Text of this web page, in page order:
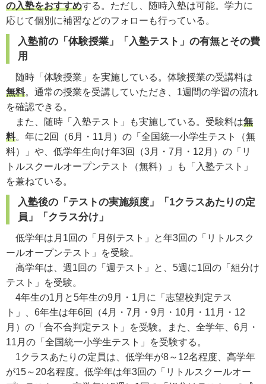
の入塾をおすすめする。ただし、随時入塾は可能。学力に
応じて個別に補習などのフォローも行っている。
入塾前の「体験授業」「入塾テスト」の有無とその費
用
随時「体験授業」を実施している。体験授業の受講料は
無料。通常の授業を受講していただき、1週間の学習の流れ
を確認できる。
また、随時「入塾テスト」も実施している。受験料は無
料。年に2回（6月・11月）の「全国統一小学生テスト（無
料）」や、低学年生向け年3回（3月・7月・12月）の「リ
トルスクールオープンテスト（無料）」も「入塾テスト」
を兼ねている。
入塾後の「テストの実施頻度」「1クラスあたりの定
員」「クラス分け」
低学年は月1回の「月例テスト」と年3回の「リトルスク
ールオープンテスト」を受験。
高学年は、週1回の「週テスト」と、5週に1回の「組分け
テスト」を受験。
4年生の1月と5年生の9月・1月に「志望校判定テス
ト」、6年生は年6回（4月・7月・9月・10月・11月・12
月）の「合不合判定テスト」を受験。また、全学年、6月・
11月の「全国統一小学生テスト」を受験する。
1クラスあたりの定員は、低学年が8～12名程度、高学年
が15～20名程度。低学年は年3回の「リトルスクールオー